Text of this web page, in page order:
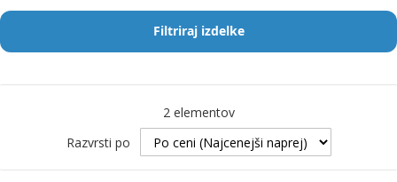
Filtriraj izdelke
2elementov
Razvrsti po